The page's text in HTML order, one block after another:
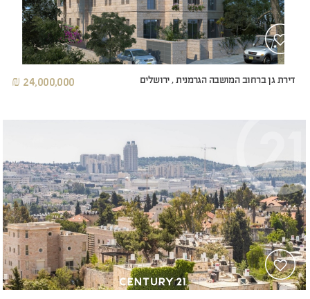
דירת גן ברחוב המושבה הגרמנית , ירושלים 24,000,000 ₪